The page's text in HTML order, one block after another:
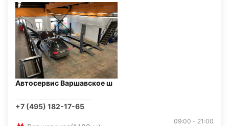
Автосервис Варшавское ш
+7 (495) 182-17-65
09:00 - 21:00